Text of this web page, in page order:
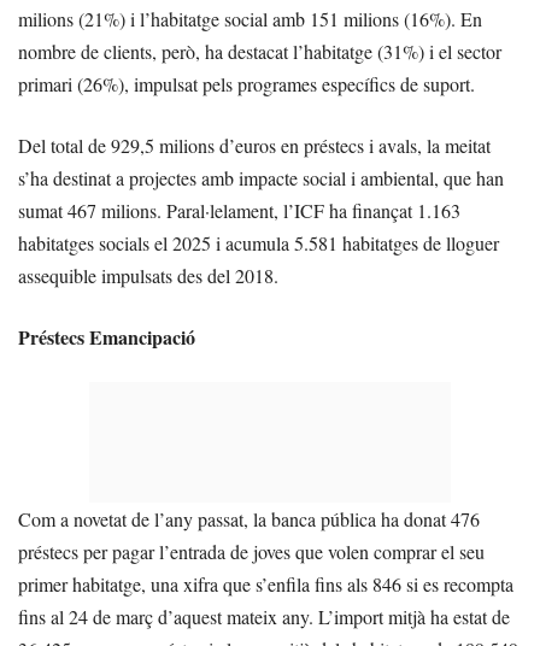
milions (21%) i l’habitatge social amb 151 milions (16%). En
nombre de clients, però, ha destacat l’habitatge (31%) i el sector
primari (26%), impulsat pels programes específics de suport.
Del total de 929,5 milions d’euros en préstecs i avals, la meitat
s’ha destinat a projectes amb impacte social i ambiental, que han
sumat 467 milions. Paral·lelament, l’ICF ha finançat 1.163
habitatges socials el 2025 i acumula 5.581 habitatges de lloguer
assequible impulsats des del 2018.
Préstecs Emancipació
Com a novetat de l’any passat, la banca pública ha donat 476
préstecs per pagar l’entrada de joves que volen comprar el seu
primer habitatge, una xifra que s’enfila fins als 846 si es recompta
fins al 24 de març d’aquest mateix any. L’import mitjà ha estat de